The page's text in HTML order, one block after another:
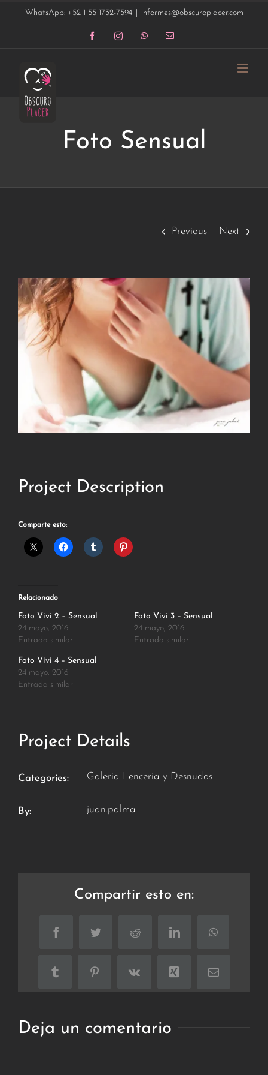
WhatsApp: +52 1 55 1732-7594 informes@obscuroplacer.com
FacebookInstagramWhatsAppCorreo
Foto Sensual
Previous Next
Project Description
Comparte esto:
Relacionado
Foto Vivi 2 – Sensual
24 mayo, 2016
Entrada similar
Foto Vivi 3 – Sensual
24 mayo, 2016
Entrada similar
Foto Vivi 4 – Sensual
24 mayo, 2016
Entrada similar
Project Details
Categories: Galeria Lencería y Desnudos
By: juan.palma
Compartir esto en:
FacebookTwitter Reddit LinkedInWhatsApp
Tumblr PinterestVk Xing
Correo
Deja un comentario